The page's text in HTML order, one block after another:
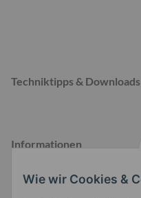
Techniktipps & Downloads
Informationen
Wie wir Cookies &